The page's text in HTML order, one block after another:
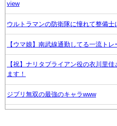
view
ウルトラマンの防衛隊に憧れて整備士
【ウマ娘】南武線通勤してる一流ト
【祝】ナリタブライアン役の衣川里
ます！
ジブリ無双の最強のキャラwww